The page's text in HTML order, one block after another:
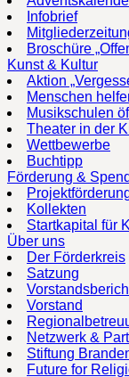
Infobrief
Broschüre
Kunst & Kultur
Aktion
Menschen
Musikschulen
Theater in der
Wettbewerbe
Buchtipp
Förderung &
Kollekten
Startkapital für
Über uns
Der Förderkreis
Satzung
Vorstand
Netzwerk &
Stiftung
Future for